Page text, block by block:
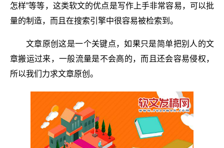
怎样”等等，这类软文的优点是写作上手非常容易，可以批
量的制造，而且在搜索引擎中很容易被检索到。
文章原创这是一个关键点，如果只是简单把别人的文
章搬运过来，一般流量是不会高的，而且还会容易侵权，
所以我们力求文章原创。